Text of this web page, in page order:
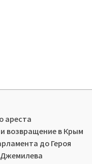
ареста
возвращение в Крым
до Героя